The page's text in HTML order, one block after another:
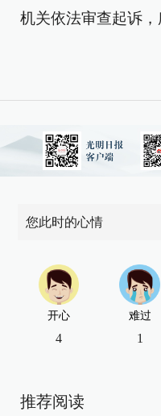
机关依法审查起诉，
您此时的心情
开心
4
难过
1
推荐阅读